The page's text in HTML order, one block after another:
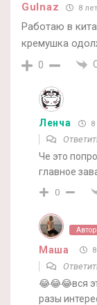
Gulnaz 8
Работаю в
кремушка
0
Ленча 8
Че это
главное
0
Автор
Маша
😂😂😂вся
разы